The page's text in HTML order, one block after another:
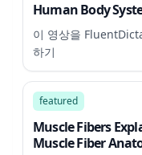
Human Body
이 영상을
하기
featured
Muscle Fibers
Muscle Fiber